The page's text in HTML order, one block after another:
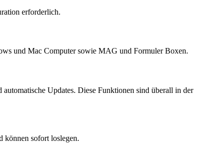
erforderlich.
und Mac Computer sowie MAG und Formuler Boxen.
Updates. Diese Funktionen sind überall in der
können sofort loslegen.